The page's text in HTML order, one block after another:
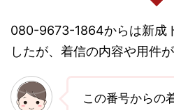
080-9673-1864からは新成
したが、着信の内容や用件
この番号からの